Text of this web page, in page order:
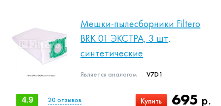
Мешки-пылесборники Filtero
BRK 01 ЭКСТРА, 3 шт,
синтетические
Является аналогом V7D1
695 р.
Купить
4.9 20 отзывов